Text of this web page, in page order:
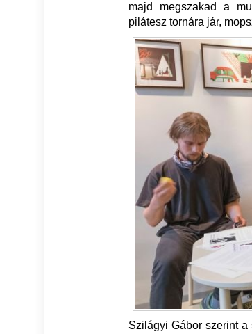
majd megszakad a
pilátesz tornára jár,
Szilágyi Gábor szerint